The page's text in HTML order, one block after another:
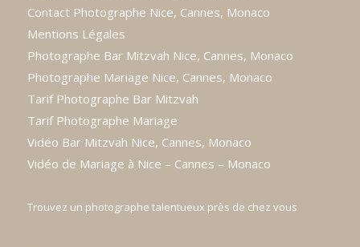
Contact Photographe Nice, Cannes, Monaco
Mentions Légales
Photographe Bar Mitzvah Nice, Cannes, Monaco
Photographe Mariage Nice, Cannes, Monaco
Tarif Photographe Bar Mitzvah
Tarif Photographe Mariage
Vidéo Bar Mitzvah Nice, Cannes, Monaco
Vidéo de Mariage à Nice – Cannes – Monaco
Trouvez un photographe talentueux près de chez vous